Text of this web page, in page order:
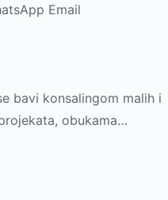
Email
bavi konsalingom malih i
obukama…